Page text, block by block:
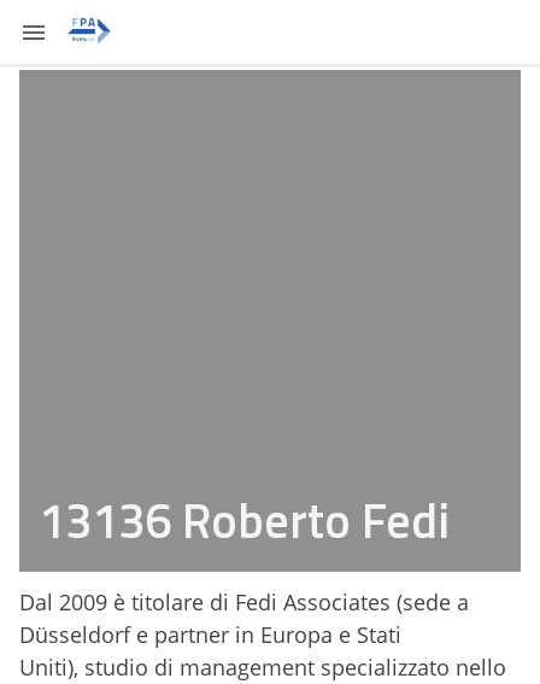
13136 Roberto Fedi
Dal 2009 è titolare di Fedi Associates (sede a
Düsseldorf e partner in Europa e Stati
Uniti), studio di management specializzato nello